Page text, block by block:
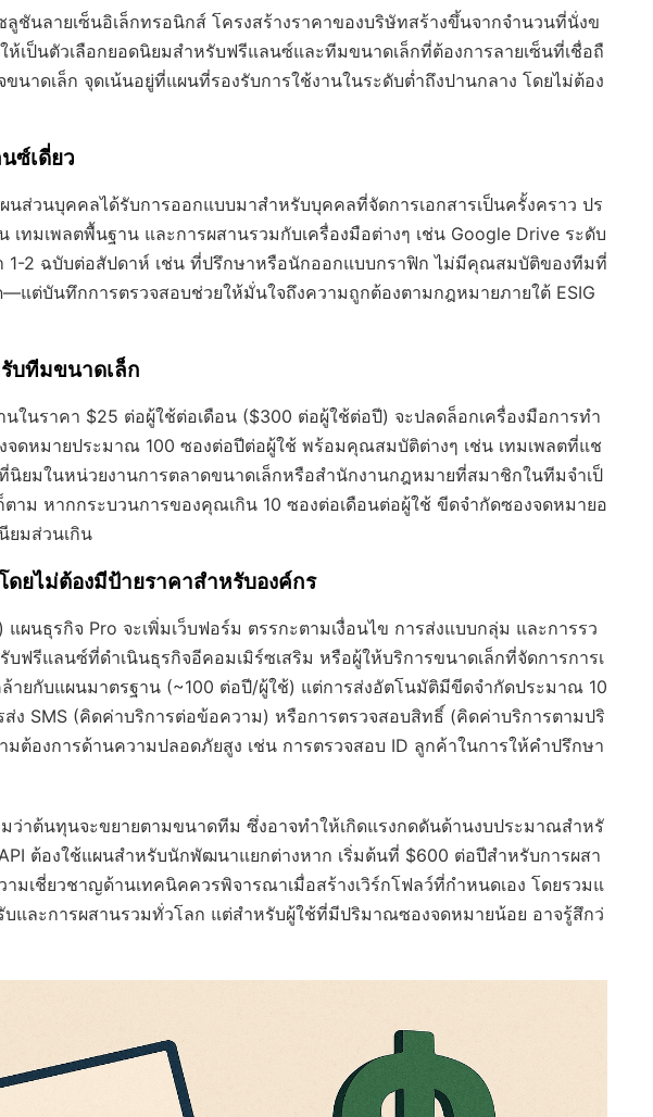
ลูชันลายเซ็นอิเล็กทรอนิกส์ โครงสร้างราคาของบริษัทสร้างขึ้นจากจำนวนที่นั่งข
เป็นตัวเลือกยอดนิยมสำหรับฟรีแลนซ์และทีมขนาดเล็กที่ต้องการลายเซ็นที่เชื่อถื
นาดเล็ก จุดเน้นอยู่ที่แผนที่รองรับการใช้งานในระดับต่ำถึงปานกลาง โดยไม่ต้อง
ซ์เดี่ยว
นส่วนบุคคลได้รับการออกแบบมาสำหรับบุคคลที่จัดการเอกสารเป็นครั้งคราว ปร
เทมเพลตพื้นฐาน และการผสานรวมกับเครื่องมือต่างๆ เช่น Google Drive ระดับ
2 ฉบับต่อสัปดาห์ เช่น ที่ปรึกษาหรือนักออกแบบกราฟิก ไม่มีคุณสมบัติของทีมที่
แต่บันทึกการตรวจสอบช่วยให้มั่นใจถึงความถูกต้องตามกฎหมายภายใต้ ESIG
บทีมขนาดเล็ก
ในราคา $25 ต่อผู้ใช้ต่อเดือน ($300 ต่อผู้ใช้ต่อปี) จะปลดล็อกเครื่องมือการทำ
งจดหมายประมาณ 100 ซองต่อปีต่อผู้ใช้ พร้อมคุณสมบัติต่างๆ เช่น เทมเพลตที่แช
นิยมในหน่วยงานการตลาดขนาดเล็กหรือสำนักงานกฎหมายที่สมาชิกในทีมจำเป็
ตาม หากกระบวนการของคุณเกิน 10 ซองต่อเดือนต่อผู้ใช้ ขีดจำกัดซองจดหมายอ
ยมส่วนเกิน
ยไม่ต้องมีป้ายราคาสำหรับองค์กร
ผนธุรกิจ Pro จะเพิ่มเว็บฟอร์ม ตรรกะตามเงื่อนไข การส่งแบบกลุ่ม และการรว
รีแลนซ์ที่ดำเนินธุรกิจอีคอมเมิร์ซเสริม หรือผู้ให้บริการขนาดเล็กที่จัดการการเ
ายกับแผนมาตรฐาน (~100 ต่อปี/ผู้ใช้) แต่การส่งอัตโนมัติมีขีดจำกัดประมาณ 10
ง SMS (คิดค่าบริการต่อข้อความ) หรือการตรวจสอบสิทธิ์ (คิดค่าบริการตามปริ
ต้องการด้านความปลอดภัยสูง เช่น การตรวจสอบ ID ลูกค้าในการให้คำปรึกษา
ว่าต้นทุนจะขยายตามขนาดทีม ซึ่งอาจทำให้เกิดแรงกดดันด้านงบประมาณสำหรั
ต้องใช้แผนสำหรับนักพัฒนาแยกต่างหาก เริ่มต้นที่ $600 ต่อปีสำหรับการผสา
เชี่ยวชาญด้านเทคนิคควรพิจารณาเมื่อสร้างเวิร์กโฟลว์ที่กำหนดเอง โดยรวมแ
บและการผสานรวมทั่วโลก แต่สำหรับผู้ใช้ที่มีปริมาณซองจดหมายน้อย อาจรู้สึกว่